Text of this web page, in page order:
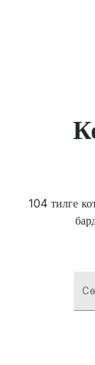
104 тилге